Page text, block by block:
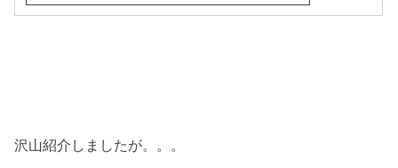
沢山紹介しましたが。。。